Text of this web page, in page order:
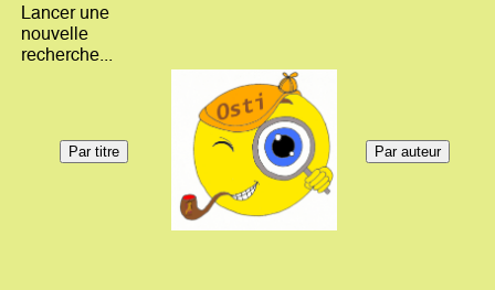
Lancer une
nouvelle
recherche...